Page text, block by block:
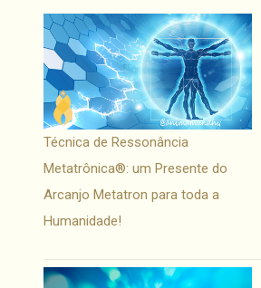
Técnica de Ressonância
Metatrônica®: um Presente do
Arcanjo Metatron para toda a
Humanidade!